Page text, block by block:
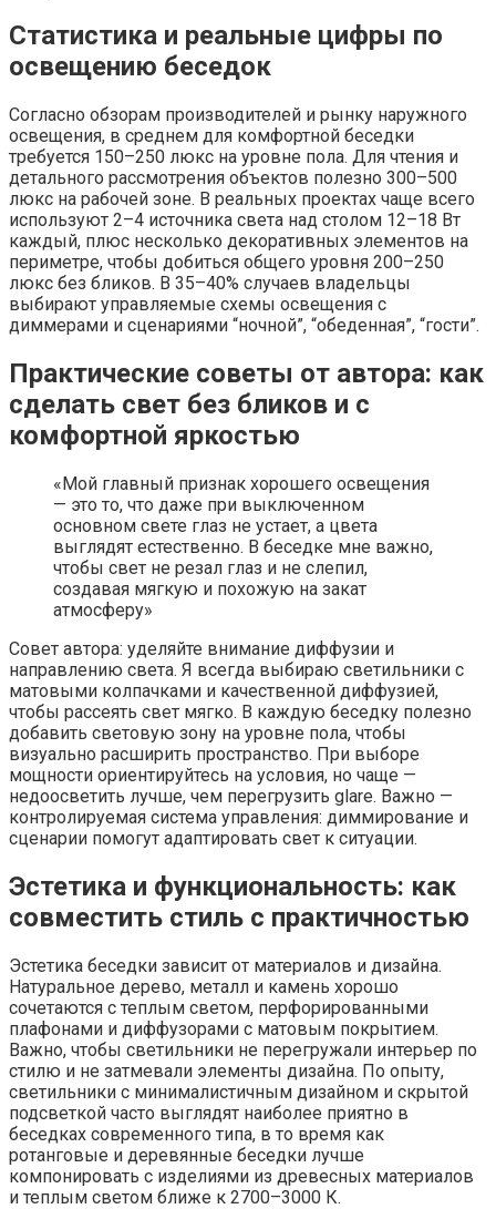
Статистика и реальные цифры по
освещению беседок
Согласно обзорам производителей и рынку наружного
освещения, в среднем для комфортной беседки
требуется 150–250 люкс на уровне пола. Для чтения и
детального рассмотрения объектов полезно 300–500
люкс на рабочей зоне. В реальных проектах чаще всего
используют 2–4 источника света над столом 12–18 Вт
каждый, плюс несколько декоративных элементов на
периметре, чтобы добиться общего уровня 200–250
люкс без бликов. В 35–40% случаев владельцы
выбирают управляемые схемы освещения с
диммерами и сценариями “ночной”, “обеденная”, “гости”.
Практические советы от автора: как
сделать свет без бликов и с
комфортной яркостью
«Мой главный признак хорошего освещения
— это то, что даже при выключенном
основном свете глаз не устает, а цвета
выглядят естественно. В беседке мне важно,
чтобы свет не резал глаз и не слепил,
создавая мягкую и похожую на закат
атмосферу»
Совет автора: уделяйте внимание диффузии и
направлению света. Я всегда выбираю светильники с
матовыми колпачками и качественной диффузией,
чтобы рассеять свет мягко. В каждую беседку полезно
добавить световую зону на уровне пола, чтобы
визуально расширить пространство. При выборе
мощности ориентируйтесь на условия, но чаще —
недоосветить лучше, чем перегрузить glare. Важно —
контролируемая система управления: диммирование и
сценарии помогут адаптировать свет к ситуации.
Эстетика и функциональность: как
совместить стиль с практичностью
Эстетика беседки зависит от материалов и дизайна.
Натуральное дерево, металл и камень хорошо
сочетаются с теплым светом, перфорированными
плафонами и диффузорами с матовым покрытием.
Важно, чтобы светильники не перегружали интерьер по
стилю и не затмевали элементы дизайна. По опыту,
светильники с минималистичным дизайном и скрытой
подсветкой часто выглядят наиболее приятно в
беседках современного типа, в то время как
ротанговые и деревянные беседки лучше
компонировать с изделиями из древесных материалов
и теплым светом ближе к 2700–3000 К.